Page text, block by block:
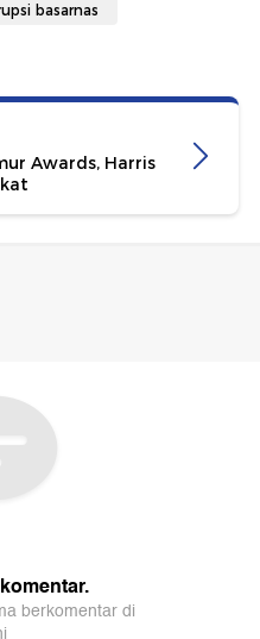
basarnas
Awards, Harris